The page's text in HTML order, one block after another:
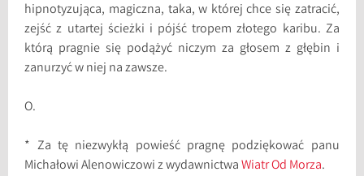
hipnotyzująca, magiczna, taka, w której chce się zatracić,
zejść z utartej ścieżki i pójść tropem złotego karibu. Za
którą pragnie się podążyć niczym za głosem z głębin i
zanurzyć w niej na zawsze.
O.
* Za tę niezwykłą powieść pragnę podziękować panu
Michałowi Alenowiczowi z wydawnictwaWiatr Od Morza.